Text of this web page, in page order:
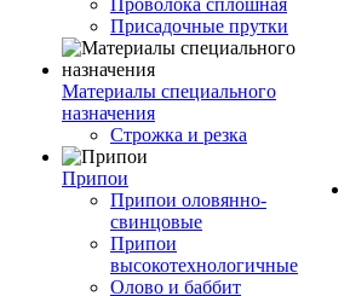
Проволока сплошная
Присадочные прутки
Материалы специального
назначения
Строжка и резка
Припои
Припои оловянно-
свинцовые
Припои
высокотехнологичные
Олово и баббит